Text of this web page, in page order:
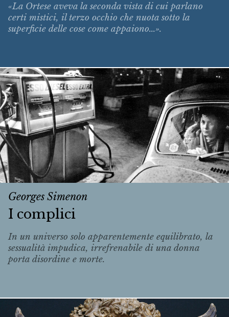
«La Ortese aveva la seconda vista di cui parlano
certi mistici, il terzo occhio che nuota sotto la
superficie delle cose come appaiono...».
Georges Simenon
I complici
In un universo solo apparentemente equilibrato, la
sessualità impudica, irrefrenabile di una donna
porta disordine e morte.